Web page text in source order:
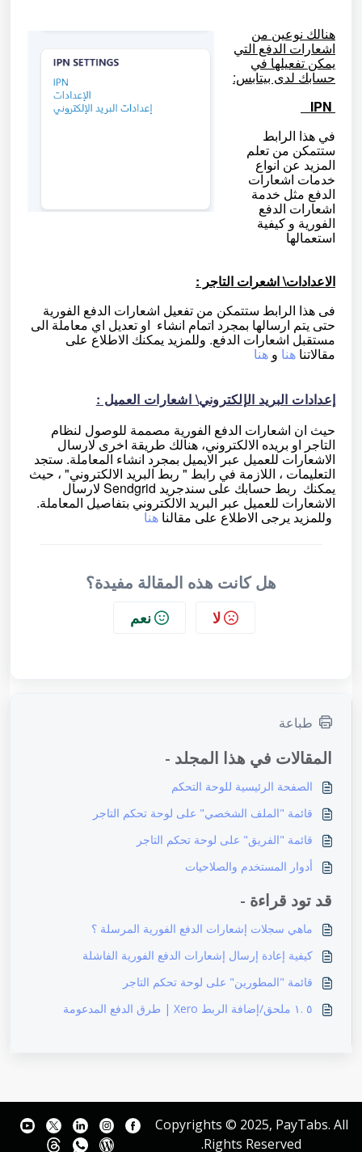
هنالك نوعين من
اشعارات الدفع التي
يمكن تفعيلها في
حسابك لدى بيتابس:
IPN
في هذا الرابط
ستتمكن من تعلم
المزيد عن انواع
خدمات اشعارات
الدفع مثل خدمة
اشعارات الدفع
الفورية و كيفية
استعمالها
الاعدادات\ اشعرات التاجر :
فى هذا الرابط ستتمكن من تفعيل اشعارات الدفع الفورية
حتى يتم ارسالها بمجرد اتمام انشاء او تعديل اي معاملة الى
مستقبل اشعارات الدفع. وللمزيد يمكنك الاطلاع على
مقالاتنا هنا و هنا
إعدادات البريد الإلكتروني\ اشعارات العميل :
حيث ان اشعارات الدفع الفورية مصممة للوصول لنظام
التاجر او بريده الالكتروني، هنالك طريقة اخرى لارسال
الاشعارات للعميل عبر الايميل بمجرد انشاء المعاملة. ستجد
التعليمات ، اللازمة في رابط " ربط البريد الالكتروني" ، حيث
يمكنك ربط حسابك على سندجريد Sendgrid لارسال
الاشعارات للعميل عبر البريد الالكتروني بتفاصيل المعاملة.
وللمزيد يرجى الاطلاع على مقالنا هنا
هل كانت هذه المقالة مفيدة؟
لا نعم
طباعة
المقالات في هذا المجلد -
الصفحة الرئيسية للوحة التحكم
قائمة "الملف الشخصي" على لوحة تحكم التاجر
قائمة "الفريق" على لوحة تحكم التاجر
أدوار المستخدم والصلاحيات
قد تود قراءة -
ماهي سجلات إشعارات الدفع الفورية المرسلة ؟
كيفية إعادة إرسال إشعارات الدفع الفورية الفاشلة
قائمة "المطورين" على لوحة تحكم التاجر
٥ .١ ملحق/إضافة الربط Xero | طرق الدفع المدعومة
Copyrights © 2025, PayTabs. All
Rights Reserved.